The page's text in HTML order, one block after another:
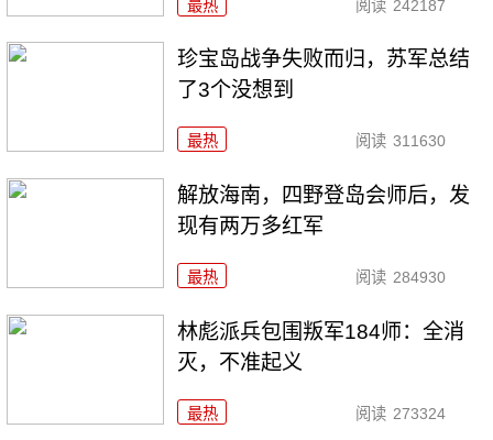
最热 阅读 242187
珍宝岛战争失败而归，苏军总结
了3个没想到
最热 阅读 311630
解放海南，四野登岛会师后，发
现有两万多红军
最热 阅读 284930
林彪派兵包围叛军184师：全消
灭，不准起义
最热 阅读 273324